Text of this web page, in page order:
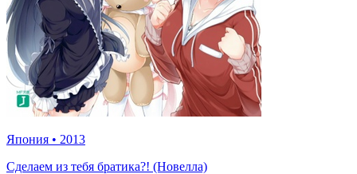
Япония • 2013
Сделаем из тебя братика?! (Новелла)